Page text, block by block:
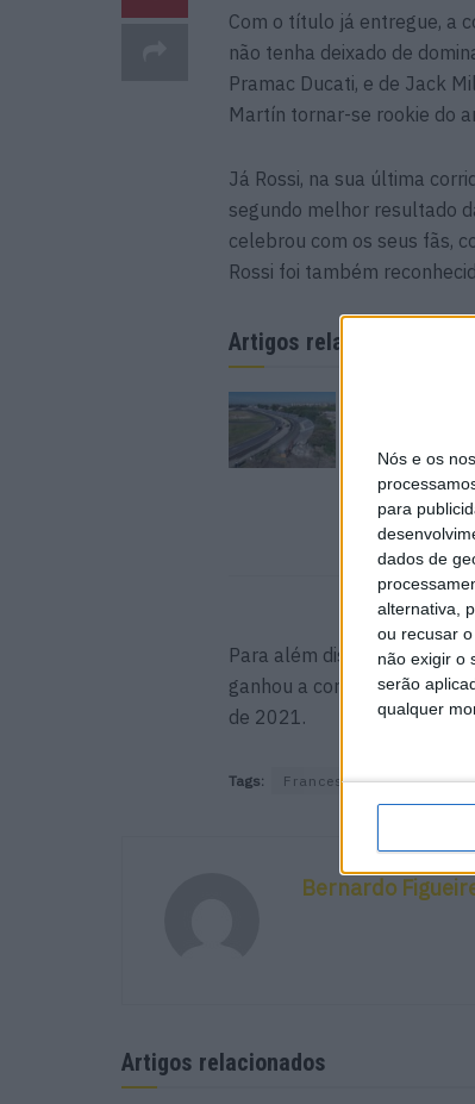
Nós e os
para
dados de
alternativa,
ou recusar
não exigir o
serão
qualquer
Com o título já entregue, a
não tenha deixado de
Pramac Ducati, e de Jack
Martín tornar-se rookie do
Já Rossi, na sua última
segundo melhor resultado
celebrou com os seus fãs,
Rossi foi também
Artigos relacionados
Mundial em
Para além disso, no
ganhou a corrida, mas o
de 2021.
Tags: Francesco Bagnaia
Bernardo
Artigos relacionados